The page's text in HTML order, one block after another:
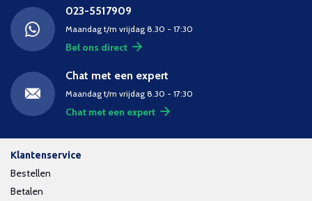
023-5517909
Maandag t/m vrijdag 8.30 - 17:30
Bel ons direct
Chat met een expert
Maandag t/m vrijdag 8.30 - 17:30
Chat met een expert
Klantenservice
Bestellen
Betalen